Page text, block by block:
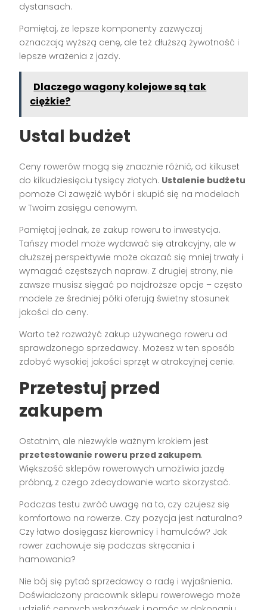
dystansach.
Pamiętaj, że lepsze komponenty zazwyczaj
oznaczają wyższą cenę, ale też dłuższą żywotność i
lepsze wrażenia z jazdy.
Dlaczego wagony kolejowe są tak
ciężkie?
Ustal budżet
Ceny rowerów mogą się znacznie różnić, od kilkuset
do kilkudziesięciu tysięcy złotych. Ustalenie budżetu
pomoże Ci zawęzić wybór i skupić się na modelach
w Twoim zasięgu cenowym.
Pamiętaj jednak, że zakup roweru to inwestycja.
Tańszy model może wydawać się atrakcyjny, ale w
dłuższej perspektywie może okazać się mniej trwały i
wymagać częstszych napraw. Z drugiej strony, nie
zawsze musisz sięgać po najdroższe opcje – często
modele ze średniej półki oferują świetny stosunek
jakości do ceny.
Warto też rozważyć zakup używanego roweru od
sprawdzonego sprzedawcy. Możesz w ten sposób
zdobyć wysokiej jakości sprzęt w atrakcyjnej cenie.
Przetestuj przed
zakupem
Ostatnim, ale niezwykle ważnym krokiem jest
przetestowanie roweru przed zakupem.
Większość sklepów rowerowych umożliwia jazdę
próbną, z czego zdecydowanie warto skorzystać.
Podczas testu zwróć uwagę na to, czy czujesz się
komfortowo na rowerze. Czy pozycja jest naturalna?
Czy łatwo dosięgasz kierownicy i hamulców? Jak
rower zachowuje się podczas skręcania i
hamowania?
Nie bój się pytać sprzedawcy o radę i wyjaśnienia.
Doświadczony pracownik sklepu rowerowego może